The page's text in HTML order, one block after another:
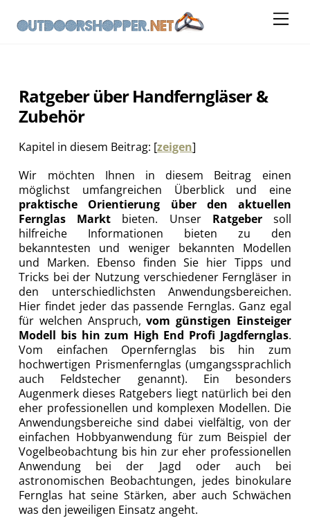
content
Ratgeber über Handferngläser &
Zubehör
Kapitel in diesem Beitrag: [zeigen]
Wir möchten Ihnen in diesem Beitrag einen
möglichst umfangreichen Überblick und eine
praktische Orientierung über den aktuellen
Fernglas Markt bieten. Unser Ratgebersoll
hilfreiche Informationen bieten zu den
bekanntesten und weniger bekannten Modellen
und Marken. Ebenso finden Sie hier Tipps und
Tricks bei der Nutzung verschiedener Ferngläser in
den unterschiedlichsten Anwendungsbereichen.
Hier findet jeder das passende Fernglas. Ganz egal
für welchen Anspruch,vom günstigen Einsteiger
Modell bis hin zum High End Profi Jagdfernglas.
Vom einfachen Opernfernglas bis hin zum
hochwertigen Prismenfernglas (umgangssprachlich
auch Feldstecher genannt). Ein besonders
Augenmerk dieses Ratgebers liegt natürlich bei den
eher professionellen und komplexen Modellen. Die
Anwendungsbereiche sind dabei vielfältig, von der
einfachen Hobbyanwendung für zum Beispiel der
Vogelbeobachtung bis hin zur eher professionellen
Anwendung bei der Jagd oder auch bei
astronomischen Beobachtungen, jedes binokulare
Fernglas hat seine Stärken, aber auch Schwächen
was den jeweiligen Einsatz angeht.